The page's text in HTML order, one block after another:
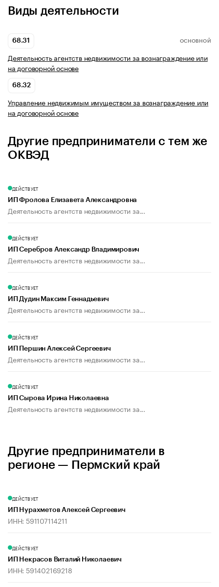
Виды деятельности
68.31 ОСНОВНОЙ
Деятельность агентств недвижимости за вознаграждение или
на договорной основе
68.32
Управление недвижимым имуществом за вознаграждение или
на договорной основе
Другие предприниматели с тем же
ОКВЭД
ДЕЙСТВУЕТ
ИП Фролова Елизавета Александровна
Деятельность агентств недвижимости за...
ДЕЙСТВУЕТ
ИП Серебров Александр Владимирович
Деятельность агентств недвижимости за...
ДЕЙСТВУЕТ
ИП Дудин Максим Геннадьевич
Деятельность агентств недвижимости за...
ДЕЙСТВУЕТ
ИП Першин Алексей Сергеевич
Деятельность агентств недвижимости за...
ДЕЙСТВУЕТ
ИП Сырова Ирина Николаевна
Деятельность агентств недвижимости за...
Другие предприниматели в
регионе — Пермский край
ДЕЙСТВУЕТ
ИП Нурахметов Алексей Сергеевич
ИНН: 591107114211
ДЕЙСТВУЕТ
ИП Некрасов Виталий Николаевич
ИНН: 591402169218